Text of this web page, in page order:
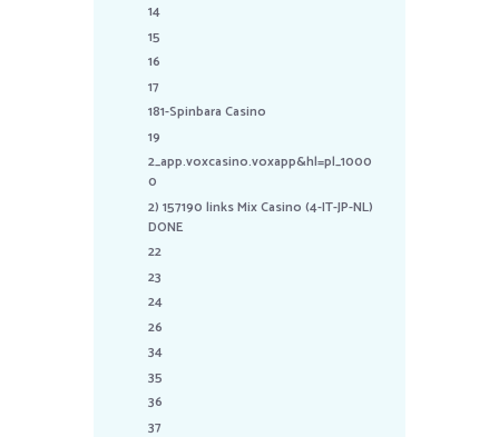
14
15
16
17
181-Spinbara Casino
19
2_app.voxcasino.voxapp&hl=pl_1000
0
2) 157190 links Mix Casino (4-IT-JP-NL)
DONE
22
23
24
26
34
35
36
37